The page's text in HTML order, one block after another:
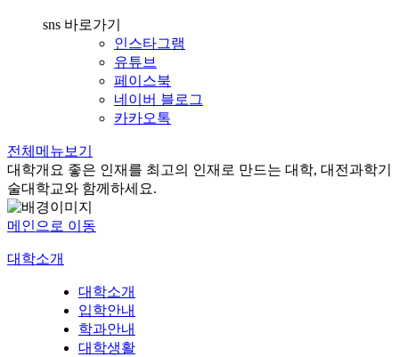
sns 바로가기
인스타그램
유튜브
페이스북
네이버 블로그
카카오톡
전체메뉴보기
대학개요 좋은 인재를 최고의 인재로 만드는 대학, 대전과학기
술대학교와 함께하세요.
메인으로 이동
대학소개
대학소개
입학안내
학과안내
대학생활